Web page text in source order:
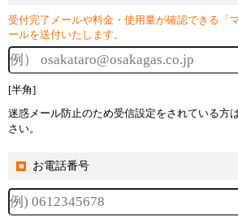
受付完了メールや料金・使用量が確認できる「
ールを送付いたします。
[半角]
迷惑メール防止のため受信設定をされている方は
さい。
お電話番号